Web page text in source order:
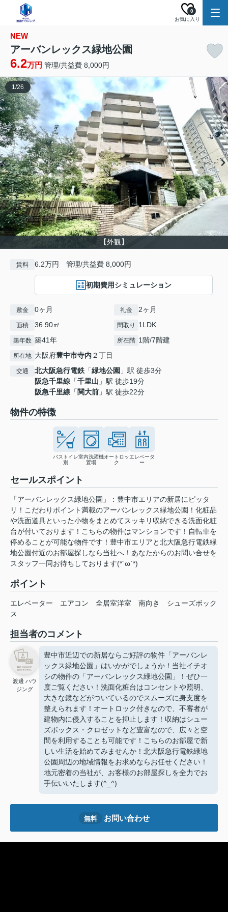
お気に入り
0
NEW
アーバンレックス緑地公園
6.2万円 管理/共益費 8,000円
【外観】
1/26
賃料 6.2万円 管理/共益費 8,000円
初期費用シミュレーション
敷金 0ヶ月 礼金 2ヶ月
面積 36.90㎡ 間取り 1LDK
築年数 築41年 所在階 1階/7階建
所在地 大阪府豊中市寺内２丁目
交通 北大阪急行電鉄 「緑地公園 」駅 徒歩3分
阪急千里線 「千里山 」駅 徒歩19分
阪急千里線 「 関大前 」駅 徒歩22分
物件の特徴
バストイレ
別
室内洗濯機
置場
オートロッ
ク
エレベータ
ー
セールスポイント
「アーバンレックス緑地公園」：豊中市エリアの新居にピッタ
リ！こだわりポイント満載のアーバンレックス緑地公園！化粧品
や洗面道具といった小物をまとめてスッキリ収納できる洗面化粧
台が付いております！こちらの物件はマンションです！自転車を
停めることが可能な物件です！豊中市エリアと北大阪急行電鉄緑
地公園付近のお部屋探しなら当社へ！あなたからのお問い合せを
スタッフ一同お待ちしております(*´ω`*)
ポイント
エレベーター エアコン 全居室洋室 南向き
シューズボック
ス
担当者のコメント
渡邊 ハウ
ジング
豊中市近辺での新居ならご好評の物件「アーバンレ
ックス緑地公園」はいかがでしょうか！当社イチオ
シの物件の「アーバンレックス緑地公園」！ぜひ一
度ご覧ください！洗面化粧台はコンセントや照明、
大きな鏡などがついているのでスムーズに身支度を
整えられます！オートロック付きなので、不審者が
建物内に侵入することを抑止します！収納はシュー
ズボックス・クロゼットなど豊富なので、広々と空
間を利用することも可能です！こちらのお部屋で新
しい生活を始めてみませんか！北大阪急行電鉄緑地
公園周辺の地域情報をお求めならお任せください！
地元密着の当社が、お客様のお部屋探しを全力でお
手伝いいたします(^_^)
無料 お問い合わせ